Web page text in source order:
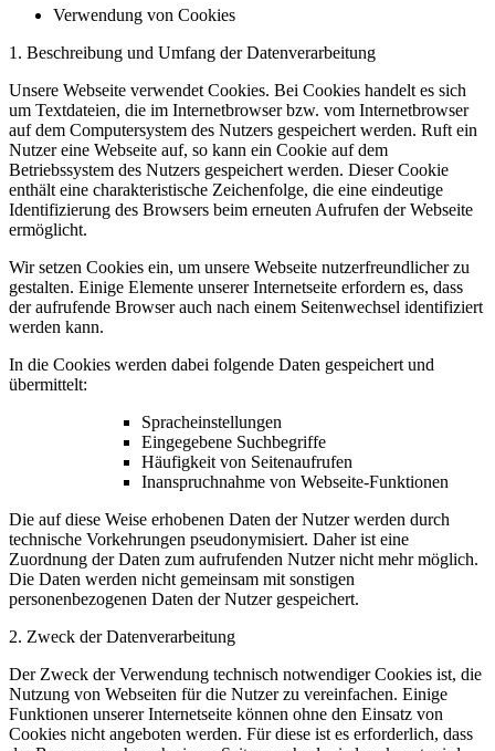
Verwendung von Cookies
1. Beschreibung und Umfang der Datenverarbeitung
Unsere Webseite verwendet Cookies. Bei Cookies handelt es sich
um Textdateien, die im Internetbrowser bzw. vom Internetbrowser
auf dem Computersystem des Nutzers gespeichert werden. Ruft ein
Nutzer eine Webseite auf, so kann ein Cookie auf dem
Betriebssystem des Nutzers gespeichert werden. Dieser Cookie
enthält eine charakteristische Zeichenfolge, die eine eindeutige
Identifizierung des Browsers beim erneuten Aufrufen der Webseite
ermöglicht.
Wir setzen Cookies ein, um unsere Webseite nutzerfreundlicher zu
gestalten. Einige Elemente unserer Internetseite erfordern es, dass
der aufrufende Browser auch nach einem Seitenwechsel identifiziert
werden kann.
In die Cookies werden dabei folgende Daten gespeichert und
übermittelt:
Spracheinstellungen
Eingegebene Suchbegriffe
Häufigkeit von Seitenaufrufen
Inanspruchnahme von Webseite-Funktionen
Die auf diese Weise erhobenen Daten der Nutzer werden durch
technische Vorkehrungen pseudonymisiert. Daher ist eine
Zuordnung der Daten zum aufrufenden Nutzer nicht mehr möglich.
Die Daten werden nicht gemeinsam mit sonstigen
personenbezogenen Daten der Nutzer gespeichert.
2. Zweck der Datenverarbeitung
Der Zweck der Verwendung technisch notwendiger Cookies ist, die
Nutzung von Webseiten für die Nutzer zu vereinfachen. Einige
Funktionen unserer Internetseite können ohne den Einsatz von
Cookies nicht angeboten werden. Für diese ist es erforderlich, dass